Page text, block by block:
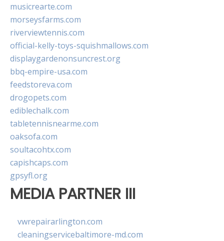
musicrearte.com
morseysfarms.com
riverviewtennis.com
official-kelly-toys-squishmallows.com
displaygardenonsuncrest.org
bbq-empire-usa.com
feedstoreva.com
drogopets.com
ediblechalk.com
tabletennisnearme.com
oaksofa.com
soultacohtx.com
capishcaps.com
gpsyfl.org
MEDIA PARTNER III
vwrepairarlington.com
cleaningservicebaltimore-md.com